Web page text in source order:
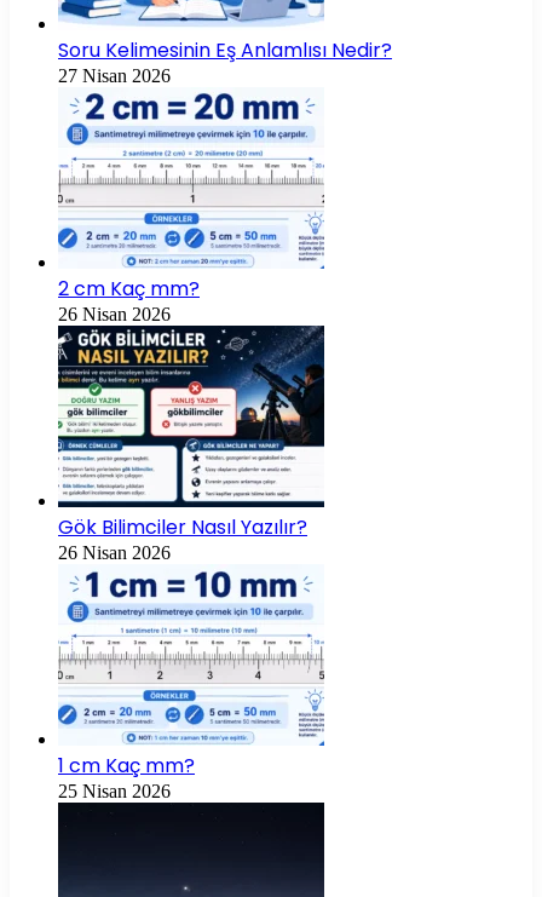
Soru Kelimesinin Eş Anlamlısı Nedir?
27 Nisan 2026
2 cm Kaç mm?
26 Nisan 2026
Gök Bilimciler Nasıl Yazılır?
26 Nisan 2026
1 cm Kaç mm?
25 Nisan 2026